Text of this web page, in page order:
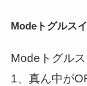
Modeトグルス
Modeトグル
1、真ん中が